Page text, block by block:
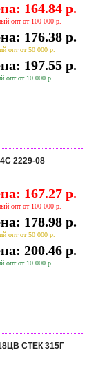
164.84 р.
опт от 100 000 р.
176.38 р.
опт от 50 000 р.
197.55 р.
опт от 10 000 р.
2229-08
167.27 р.
опт от 100 000 р.
178.98 р.
опт от 50 000 р.
200.46 р.
опт от 10 000 р.
СТЕК 315Г